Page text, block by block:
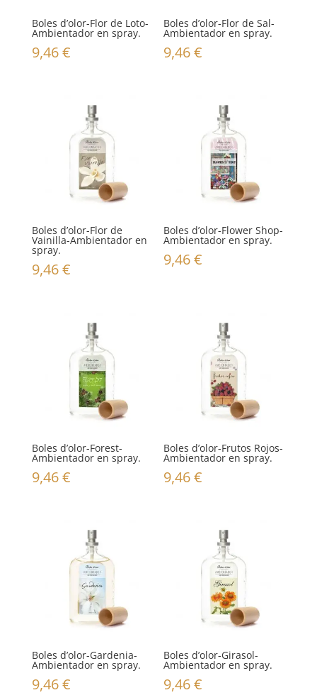
Boles d’olor-Flor de Loto-
Ambientador en spray.
9,46€
Boles d’olor-Flor de Sal-
Ambientador en spray.
9,46€
Boles d’olor-Flor de
Vainilla-Ambientador en
spray.
9,46€
Boles d’olor-Flower Shop-
Ambientador en spray.
9,46€
Boles d’olor-Forest-
Ambientador en spray.
9,46€
Boles d’olor-Frutos Rojos-
Ambientador en spray.
9,46€
Boles d’olor-Gardenia-
Ambientador en spray.
9,46€
Boles d’olor-Girasol-
Ambientador en spray.
9,46€